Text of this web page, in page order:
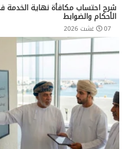
شرح احتساب مكافأة نهاية الخدمة
الأحكام والضوابط
07 غشت 2026